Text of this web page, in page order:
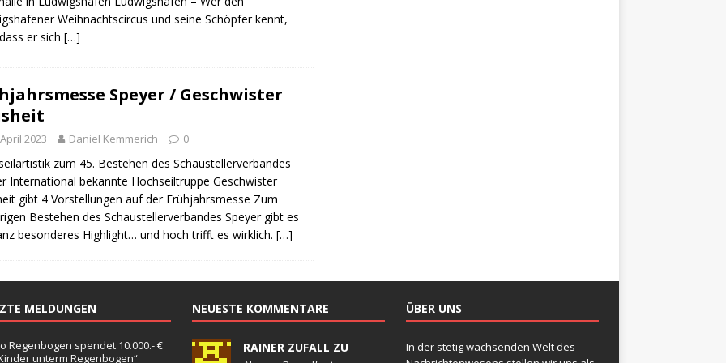
/ Öffentlichkeitsfahndung
BLAULICHTMELDUNGEN
/ Vermisste Person
BLAULICHTMELDUNGEN
– Militärischer Übungsplatz Dudenhofen / Speyer
spendet 10.000.- € an „Kinder unterm Regenbogen“
Blitzer / Geschwindigkeitsmessung für die KW 19 (05.05. –
gewinnt vor der Schweiz den Longines EEF Nations Cup im
Weihnachtscircus und seine Schöpfer kennt,
er sich […]
Speyer / Geschwister
2023 Daniel Kemmerich 0
zum 45. Bestehen des Schaustellerverbandes
International bekannte Hochseiltruppe Geschwister
gibt 4 Vorstellungen auf der Frühjahrsmesse Zum
Bestehen des Schaustellerverbandes Speyer gibt es
besonderes Highlight… und hoch trifft es wirklich. […]
MELDUNGEN
Regenbogen spendet 10.000.- €
unterm Regenbogen“
NEUESTE KOMMENTARE
RAINER ZUFALL ZU
ÜBER UNS
In der stetig wachsenden Welt des